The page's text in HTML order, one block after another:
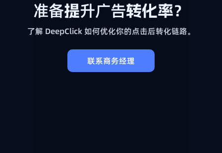
准备提升广告转化率？
了解 DeepClick 如何优化你的点击后转化链路。
联系商务经理